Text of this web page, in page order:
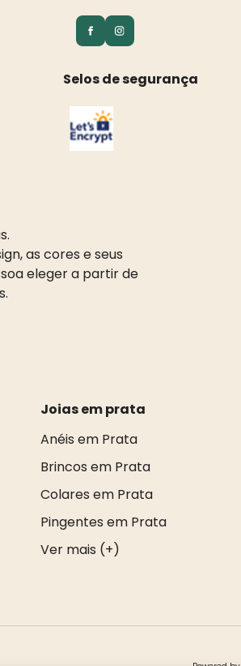
Selos de segurança
as cores e seus
eleger a partir de
Joias em prata
Anéis em Prata
Brincos em Prata
Colares em Prata
Pingentes em Prata
Ver mais (+)